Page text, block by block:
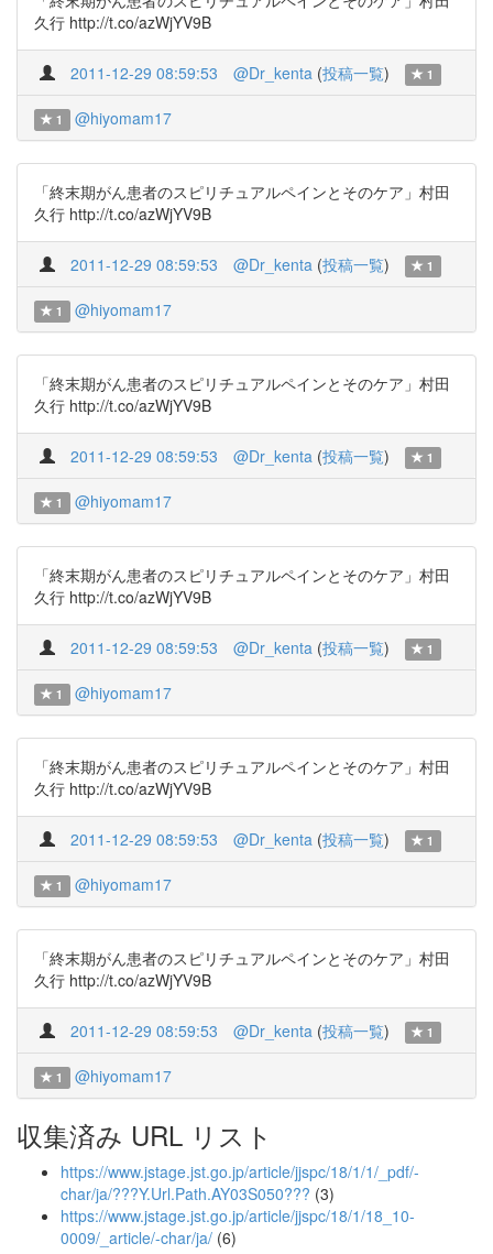
久行 http://t.co/azWjYV9B
2011-12-29 08:59:53 @Dr_kenta (投稿一覧) 1
1 @hiyomam17
「終末期がん患者のスピリチュアルペインとそのケア」村田
久行 http://t.co/azWjYV9B
2011-12-29 08:59:53 @Dr_kenta (投稿一覧) 1
1 @hiyomam17
「終末期がん患者のスピリチュアルペインとそのケア」村田
久行 http://t.co/azWjYV9B
2011-12-29 08:59:53 @Dr_kenta (投稿一覧) 1
1 @hiyomam17
「終末期がん患者のスピリチュアルペインとそのケア」村田
久行 http://t.co/azWjYV9B
2011-12-29 08:59:53 @Dr_kenta (投稿一覧) 1
1 @hiyomam17
「終末期がん患者のスピリチュアルペインとそのケア」村田
久行 http://t.co/azWjYV9B
2011-12-29 08:59:53 @Dr_kenta (投稿一覧) 1
1 @hiyomam17
「終末期がん患者のスピリチュアルペインとそのケア」村田
久行 http://t.co/azWjYV9B
2011-12-29 08:59:53 @Dr_kenta (投稿一覧) 1
1 @hiyomam17
収集済み URL リスト
https://www.jstage.jst.go.jp/article/jjspc/18/1/1/_pdf/-
char/ja/???Y.Url.Path.AY03S050??? (3)
https://www.jstage.jst.go.jp/article/jjspc/18/1/18_10-
0009/_article/-char/ja/ (6)